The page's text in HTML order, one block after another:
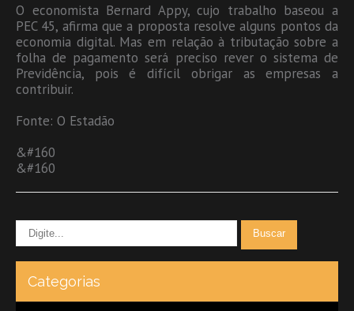
O economista Bernard Appy, cujo trabalho baseou a
PEC 45, afirma que a proposta resolve alguns pontos da
economia digital. Mas em relação à tributação sobre a
folha de pagamento será preciso rever o sistema de
Previdência, pois é difícil obrigar as empresas a
contribuir.
Fonte: O Estadão
&#160
&#160
Categorias